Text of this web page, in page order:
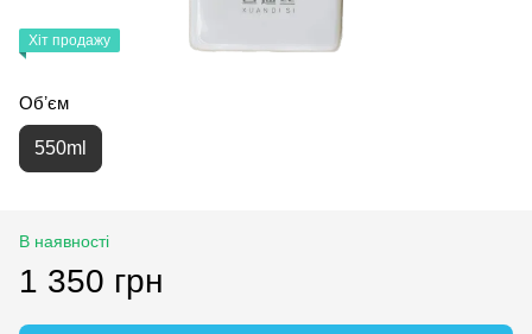
Хіт продажу
Обʼєм
550ml
В наявності
1 350 грн